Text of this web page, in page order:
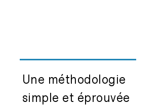
Une méthodologie
simple et éprouvée